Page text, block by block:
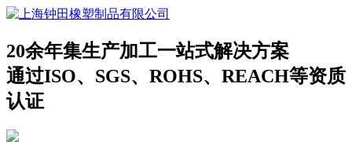
20余年集生产加工一站式解决方案
通过ISO、SGS、ROHS、REACH等资质
认证